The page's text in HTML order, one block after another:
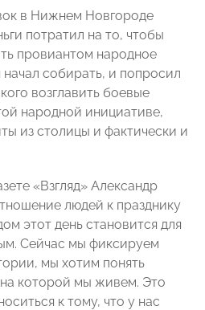
в Нижнем Новгороде
потратил на то, чтобы
провиантом народное
собирать, и попросил
возглавить боевые
народной инициативе,
из столицы и фактически и
«Взгляд» Александр
людей к празднику
этот день становится для
Сейчас мы фиксируем
мы хотим понять
которой мы живем. Это
к тому, что у нас